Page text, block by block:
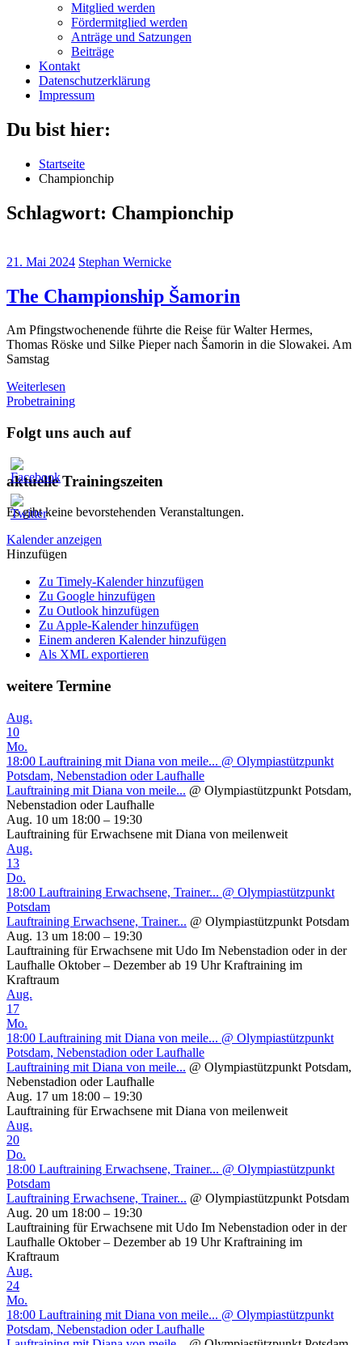
Mitglied werden
Fördermitglied werden
Anträge und Satzungen
Beiträge
Kontakt
Datenschutzerklärung
Impressum
Du bist hier:
Startseite
Championchip
Schlagwort: Championchip
21. Mai 2024 Stephan Wernicke
The Championship Šamorin
Am Pfingstwochenende führte die Reise für Walter Hermes,
Thomas Röske und Silke Pieper nach Šamorin in die Slowakei. Am
Samstag
Weiterlesen
Probetraining
Folgt uns auch auf
aktuelle Trainingszeiten
Es gibt keine bevorstehenden Veranstaltungen.
Kalender anzeigen
Hinzufügen
Zu Timely-Kalender hinzufügen
Zu Google hinzufügen
Zu Outlook hinzufügen
Zu Apple-Kalender hinzufügen
Einem anderen Kalender hinzufügen
Als XML exportieren
weitere Termine
Aug.
10
Mo.
18:00 Lauftraining mit Diana von meile... @ Olympiastützpunkt
Potsdam, Nebenstadion oder Laufhalle
Lauftraining mit Diana von meile... @ Olympiastützpunkt Potsdam,
Nebenstadion oder Laufhalle
Aug. 10 um 18:00 – 19:30
Lauftraining für Erwachsene mit Diana von meilenweit
Aug.
13
Do.
18:00 Lauftraining Erwachsene, Trainer... @ Olympiastützpunkt
Potsdam
Lauftraining Erwachsene, Trainer... @ Olympiastützpunkt Potsdam
Aug. 13 um 18:00 – 19:30
Lauftraining für Erwachsene mit Udo Im Nebenstadion oder in der
Laufhalle Oktober – Dezember ab 19 Uhr Kraftraining im
Kraftraum
Aug.
17
Mo.
18:00 Lauftraining mit Diana von meile... @ Olympiastützpunkt
Potsdam, Nebenstadion oder Laufhalle
Lauftraining mit Diana von meile... @ Olympiastützpunkt Potsdam,
Nebenstadion oder Laufhalle
Aug. 17 um 18:00 – 19:30
Lauftraining für Erwachsene mit Diana von meilenweit
Aug.
20
Do.
18:00 Lauftraining Erwachsene, Trainer... @ Olympiastützpunkt
Potsdam
Lauftraining Erwachsene, Trainer... @ Olympiastützpunkt Potsdam
Aug. 20 um 18:00 – 19:30
Lauftraining für Erwachsene mit Udo Im Nebenstadion oder in der
Laufhalle Oktober – Dezember ab 19 Uhr Kraftraining im
Kraftraum
Aug.
24
Mo.
18:00 Lauftraining mit Diana von meile... @ Olympiastützpunkt
Potsdam, Nebenstadion oder Laufhalle